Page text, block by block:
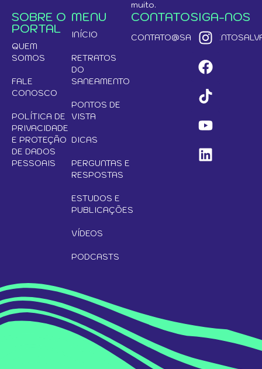
muito.
SOBRE O
PORTAL
QUEM
SOMOS
FALE
CONOSCO
POLÍTICA DE
PRIVACIDADE
E PROTEÇÃO
DE DADOS
PESSOAIS
MENU
INÍCIO
RETRATOS
DO
SANEAMENTO
PONTOS DE
VISTA
DICAS
PERGUNTAS E
RESPOSTAS
ESTUDOS E
PUBLICAÇÕES
VÍDEOS
PODCASTS
CONTATOSIGA-NOS